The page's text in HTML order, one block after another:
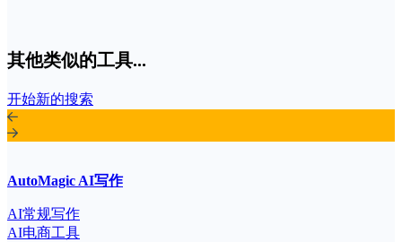
其他类似的工具...
开始新的搜索
AutoMagic AI写作
AI常规写作
AI电商工具